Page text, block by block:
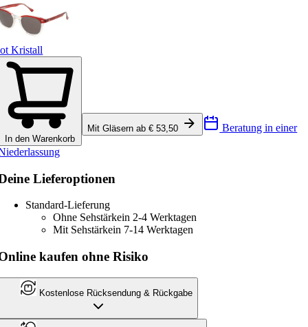
Kristall
In den Warenkorb
Mit Gläsern ab € 53,50 Beratung in einer
Lieferoptionen
Standard-Lieferung
Ohne Sehstärkein 2-4 Werktagen
Mit Sehstärkein 7-14 Werktagen
kaufen ohne Risiko
Kostenlose Rücksendung & Rückgabe